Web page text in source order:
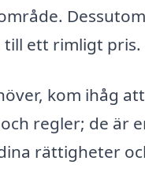
till ett rimligt pris.
kom ihåg
regler; de är
rättigheter